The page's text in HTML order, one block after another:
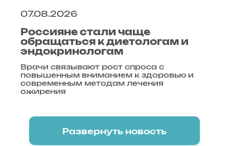
07.08.2026
Россияне стали чаще
обращаться к диетологам и
эндокринологам
Врачи связывают рост спроса с
повышенным вниманием к здоровью и
современным методам лечения
ожирения
Развернуть новость